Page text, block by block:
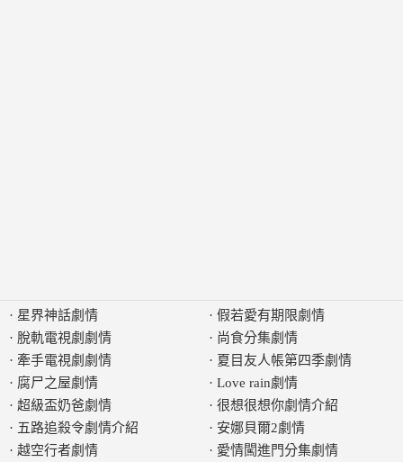
· 星界神話劇情
· 脫軌電視劇劇情
· 牽手電視劇劇情
· 腐尸之屋劇情
· 超級盃奶爸劇情
· 五路追殺令劇情介紹
· 越空行者劇情
· 假若愛有期限劇情
· 尚食分集劇情
· 夏目友人帳第四季劇情
· Love rain劇情
· 很想很想你劇情介紹
· 安娜貝爾2劇情
· 愛情闖進門分集劇情